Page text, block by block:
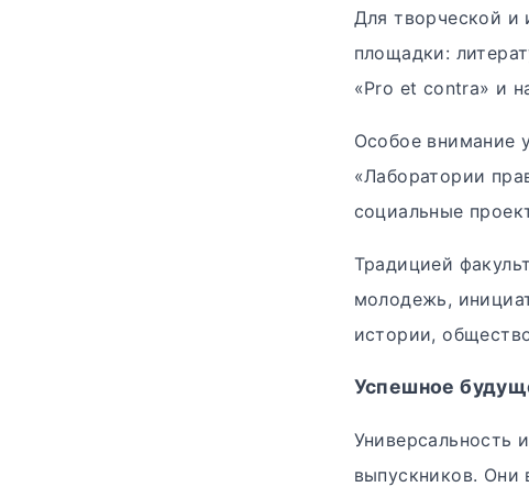
Для творческой и
площадки:
«Pro et contra» и
Особое внимание
«Лаборатории
социальные
Традицией
молодежь,
истории,
Успешное
Универсальность
выпускников. Они